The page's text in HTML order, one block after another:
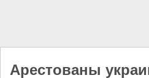
Арестованы